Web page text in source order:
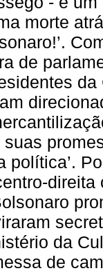
morte
de
política’.
da
de